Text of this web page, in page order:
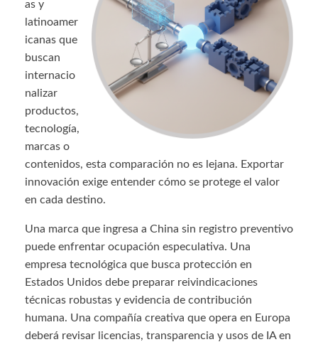
as y
latinoamer
icanas que
buscan
internacio
nalizar
productos,
tecnología,
marcas o
contenidos, esta comparación no es lejana. Exportar
innovación exige entender cómo se protege el valor
en cada destino.
Una marca que ingresa a China sin registro preventivo
puede enfrentar ocupación especulativa. Una
empresa tecnológica que busca protección en
Estados Unidos debe preparar reivindicaciones
técnicas robustas y evidencia de contribución
humana. Una compañía creativa que opera en Europa
deberá revisar licencias, transparencia y usos de IA en